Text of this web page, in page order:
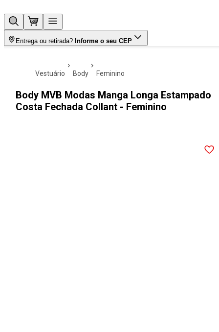
Entrega ou retirada? Informe o seu CEP
vestuário body feminino
Body MVB Modas Manga Longa Estampado
Costa Fechada Collant - Feminino